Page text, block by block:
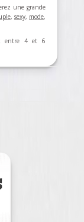
une grande
, sexy, mode,
entre 4 et 6